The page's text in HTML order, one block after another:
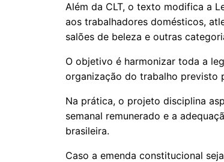
Além da CLT, o texto modifica a
aos trabalhadores domésticos,
salões de beleza e outras
O objetivo é harmonizar toda a
organização do trabalho previsto
Na prática, o projeto disciplina
semanal remunerado e a
brasileira.
Caso a emenda constitucional